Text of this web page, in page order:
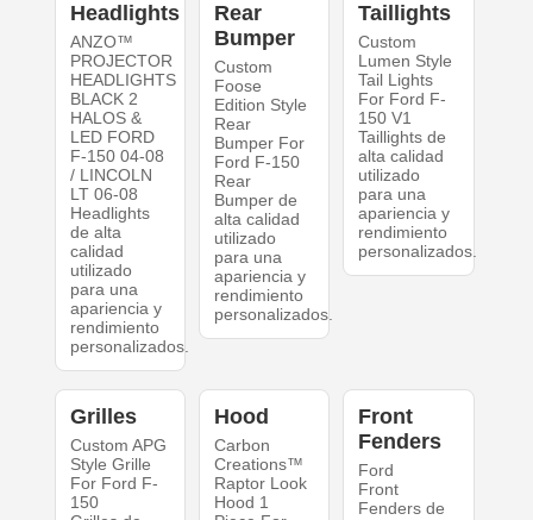
Headlights
ANZO™
PROJECTOR
HEADLIGHTS
BLACK 2
HALOS &
LED FORD
F-150 04-08
/ LINCOLN
LT 06-08
Headlights
de alta
calidad
utilizado
para una
apariencia y
rendimiento
personalizados.
Rear
Bumper
Custom
Foose
Edition Style
Rear
Bumper For
Ford F-150
Rear
Bumper de
alta calidad
utilizado
para una
apariencia y
rendimiento
personalizados.
Taillights
Custom
Lumen Style
Tail Lights
For Ford F-
150 V1
Taillights de
alta calidad
utilizado
para una
apariencia y
rendimiento
personalizados.
Grilles
Custom APG
Style Grille
For Ford F-
150
Hood
Carbon
Creations™
Raptor Look
Hood 1
Front
Fenders
Ford
Front
Fenders de